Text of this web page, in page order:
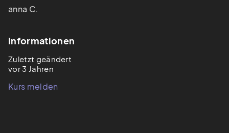
anna C.
Informationen
Zuletzt geändert
vor 3 Jahren
Kurs melden